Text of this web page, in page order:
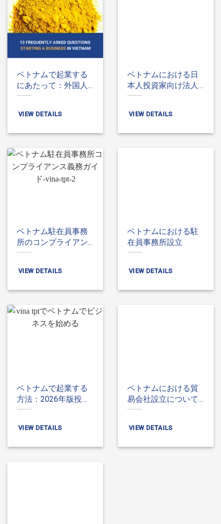
ベトナムで起業する
にあたって：外国人
投資家からよく寄せ
VIEW DETAILS
ベトナムにおける日
本人投資家向け法人
設立完全ガイド
VIEW DETAILS
ベトナム駐在員事務
所のコンプライアン
ス義務ガイド
VIEW DETAILS
ベトナムにおける駐
在員事務所設立
VIEW DETAILS
ベトナムで起業する
方法：2026年版投資
家向けのご案内
VIEW DETAILS
ベトナムにおける貿
易会社設立について
のご案内
VIEW DETAILS